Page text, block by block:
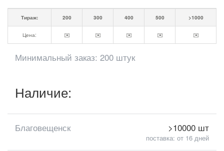
Тираж: 200 300 400 500 >1000
Цена: ✉️ ✉️ ✉️ ✉️ ✉️
Минимальный заказ: 200 штук
Наличие:
Благовещенск >10000 шт
поставка: от 16 дней